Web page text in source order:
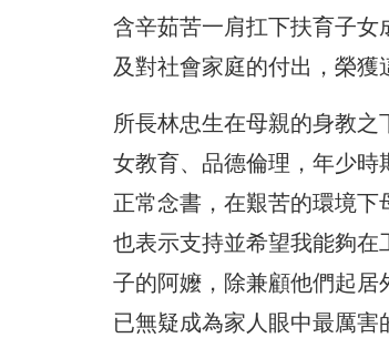
含辛茹苦一肩扛下扶育子女
及對社會家庭的付出， 榮獲
所長林忠生在母親的身教之
女教育、品德倫理， 年少時
正常念書， 在艱苦的環境下
也表示支持並希望我能夠在
子的阿嬤， 除兼顧他們起居
已無疑成為家人眼中最厲害